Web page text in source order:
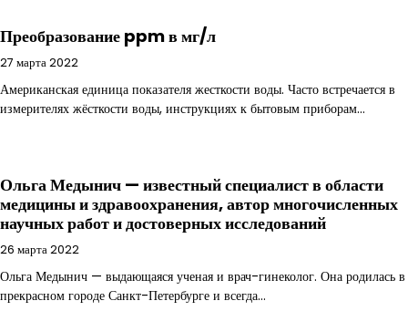
Преобразование ppm в мг/л
27 марта 2022
Американская единица показателя жесткости воды. Часто встречается в
измерителях жёсткости воды, инструкциях к бытовым приборам…
Ольга Медынич — известный специалист в области
медицины и здравоохранения, автор многочисленных
научных работ и достоверных исследований
26 марта 2022
Ольга Медынич — выдающаяся ученая и врач-гинеколог. Она родилась в
прекрасном городе Санкт-Петербурге и всегда…